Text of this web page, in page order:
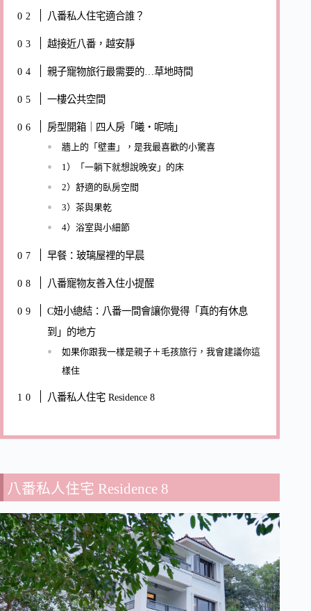
八番私人住宅適合誰？
越接近八番，越安靜
親子寵物旅行最需要的…草地時間
一樓公共空間
房型開箱｜四人房「曦・呢喃」
牆上的「壁畫」，是我最喜歡的小驚喜
1）「一躺下就想說晚安」的床
2）舒適的臥房空間
3）茶與果乾
4）浴室與小細節
早餐：玻璃屋裡的早晨
八番寵物友善入住小提醒
C妞小總結：八番一間會讓你覺得「真的有休息
到」的地方
如果你跟我一樣是親子＋毛孩旅行，我會建議你這
樣住
八番私人住宅 Residence 8
八番私人住宅 Residence 8